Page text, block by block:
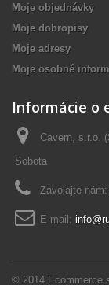
© 2014 Ecommerce
Moje objednávky
Moje dobropisy
Moje adresy
Moje osobné
Informácie o
Cavern, s.r.o.
Sobota
Zavolajte nám:
E-mail: